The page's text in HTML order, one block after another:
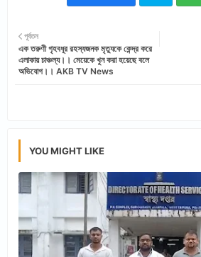
tter
পূর্বতন
এক তরুণী গৃহবধূর রহস্যজনক মৃত্যুকে কেন্দ্র করে
এলাকায় চাঞ্চল্য।। মেয়েকে খুন করা হয়েছে বলে
অভিযোগ।। AKB TV News
YOU MIGHT LIKE